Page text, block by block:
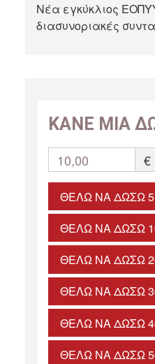
Νέα εγκύκλιος
διασυνοριακές
ΚΑΝΕ ΜΙΑ
10,00 €
ΘΈΛΩ ΝΑ ΔΏΣΩ
ΘΈΛΩ ΝΑ ΔΏΣΩ
ΘΈΛΩ ΝΑ ΔΏΣΩ
ΘΈΛΩ ΝΑ ΔΏΣΩ
ΘΈΛΩ ΝΑ ΔΏΣΩ
ΘΈΛΩ ΝΑ ΔΏΣΩ